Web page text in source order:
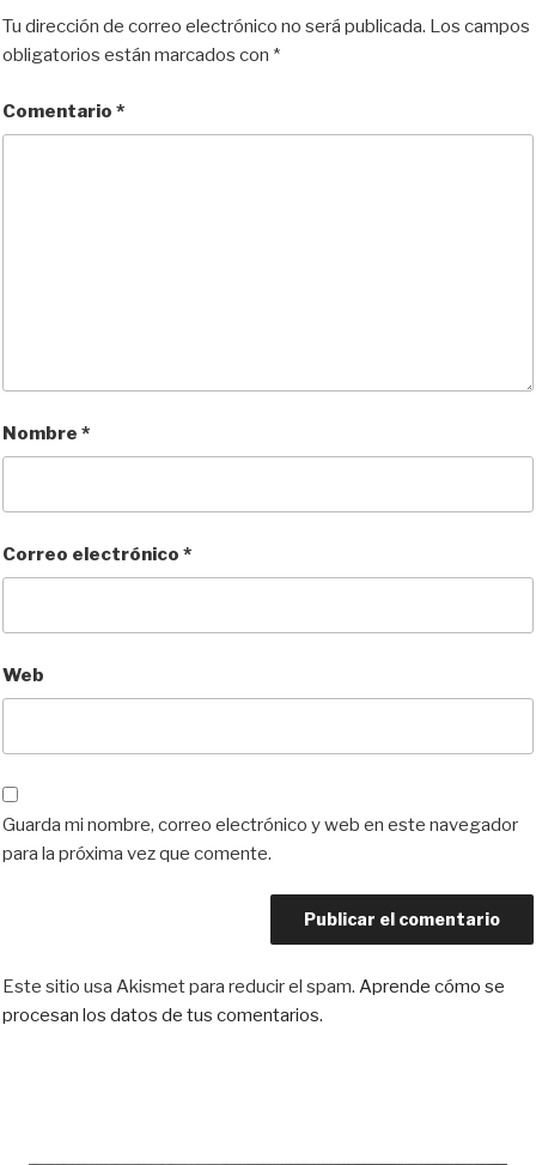
Tu dirección de correo electrónico no será publicada. Los campos
obligatorios están marcados con *
Comentario *
Nombre *
Correo electrónico *
Web
Guarda mi nombre, correo electrónico y web en este navegador
para la próxima vez que comente.
Este sitio usa Akismet para reducir el spam. Aprende cómo se
procesan los datos de tus comentarios.